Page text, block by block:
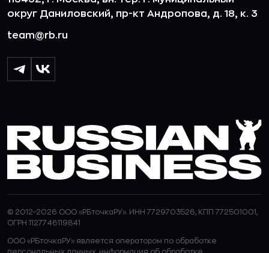
округ Даниловский, пр-кт Андропова, д. 18, к. 3
team@rb.ru
© 2012-2026 ООО «РБточкаРУ». ИНН 7729703526, КПП 772501001,
ОГРН 1127746119841
ООО «РБточкаРУ» является оператором по обработке
персональных данных, информация об обработке